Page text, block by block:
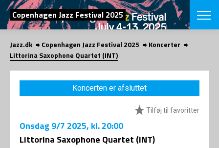
SØG
Copenhagen Jazz Festival 2025
English
VÆLG
VINTERJAZZ
Temaer
LOCATIONS
Jazz.dk Copenhagen Jazz Festival 2025
Koncerter
Littorina Saxophone Quartet (INT)
Koncerten er afsluttet
Tilføj til favoritter
Onsdag9/7 2025, kl. 20:00
Littorina Saxophone Quartet (INT)